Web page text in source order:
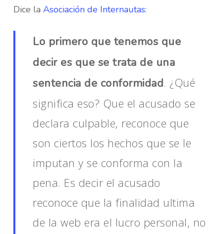
Dice la Asociación de Internautas:
Lo primero que tenemos que
decir es que se trata de una
sentencia de conformidad. ¿Qué
significa eso? Que el acusado se
declara culpable, reconoce que
son ciertos los hechos que se le
imputan y se conforma con la
pena. Es decir el acusado
reconoce que la finalidad ultima
de la web era el lucro personal, no